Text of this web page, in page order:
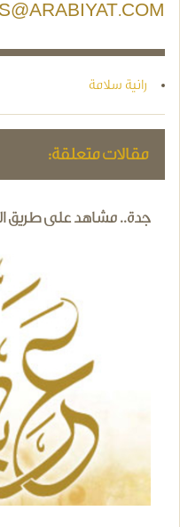
رانية سلامة
مقالات متعلقة:
جدة.. مشاهد على طريق